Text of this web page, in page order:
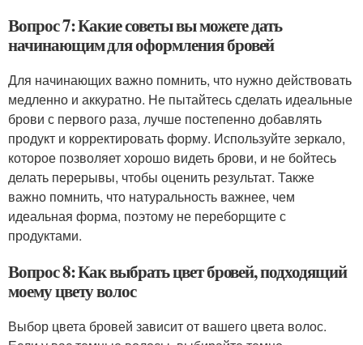
Вопрос 7: Какие советы вы можете дать
начинающим для оформления бровей
Для начинающих важно помнить, что нужно действовать
медленно и аккуратно. Не пытайтесь сделать идеальные
брови с первого раза, лучше постепенно добавлять
продукт и корректировать форму. Используйте зеркало,
которое позволяет хорошо видеть брови, и не бойтесь
делать перерывы, чтобы оценить результат. Также
важно помнить, что натуральность важнее, чем
идеальная форма, поэтому не переборщите с
продуктами.
Вопрос 8: Как выбрать цвет бровей, подходящий
моему цвету волос
Выбор цвета бровей зависит от вашего цвета волос.